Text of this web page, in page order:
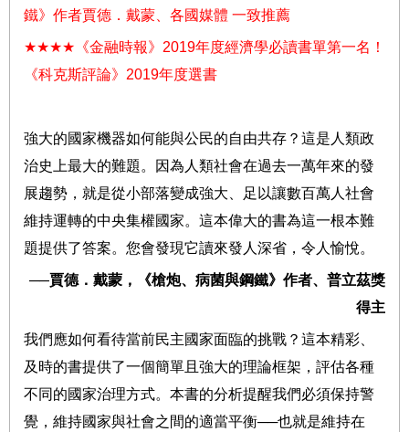
鐵》作者賈德．戴蒙、各國媒體 一致推薦
★★★★ 《金融時報》 2019年度經濟學必讀書單第一名！
《科克斯評論》 2019年度選書
強大的國家機器如何能與公民的自由共存？這是人類政
治史上最大的難題。因為人類社會在過去一萬年來的發
展趨勢，就是從小部落變成強大、足以讓數百萬人社會
維持運轉的中央集權國家。這本偉大的書為這一根本難
題提供了答案。您會發現它讀來發人深省，令人愉悅。
──賈德．戴蒙，《槍炮、病菌與鋼鐵》作者、普立茲獎
得主
我們應如何看待當前民主國家面臨的挑戰？這本精彩、
及時的書提供了一個簡單且強大的理論框架，評估各種
不同的國家治理方式。本書的分析提醒我們必須保持警
覺，維持國家與社會之間的適當平衡──也就是維持在